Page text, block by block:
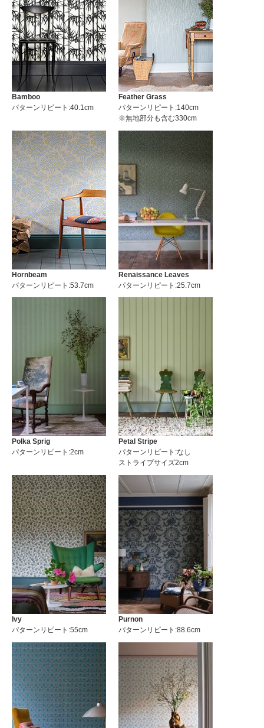
Bamboo
パターンリピート:40.1cm
Feather Grass
パターンリピート:140cm
※無地部分も含む330cm
Hornbeam
パターンリピート:53.7cm
Renaissance Leaves
パターンリピート:25.7cm
Polka Sprig
パターンリピート:2cm
Petal Stripe
パターンリピート:なし
ストライプサイズ2cm
Ivy
パターンリピート:55cm
Purnon
パターンリピート:88.6cm